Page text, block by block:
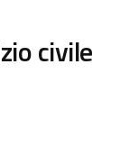
civile